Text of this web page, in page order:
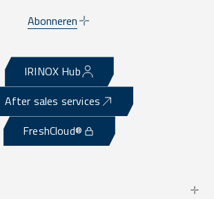
Abonneren
IRINOX Hub
After sales services
FreshCloud®